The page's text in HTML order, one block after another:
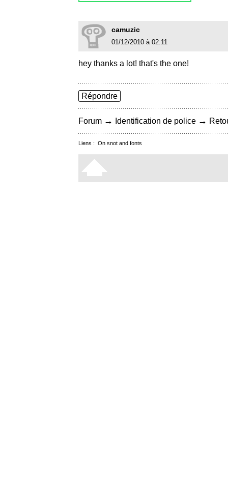
camuzic
01/12/2010 à 02:11
hey thanks a lot! that's the one!
Répondre
Forum → Identification de police →
Liens : On snot and fonts